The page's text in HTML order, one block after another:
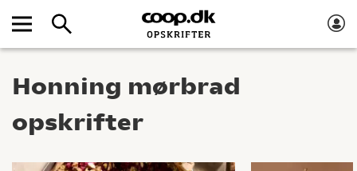
Honning mørbrad
opskrifter